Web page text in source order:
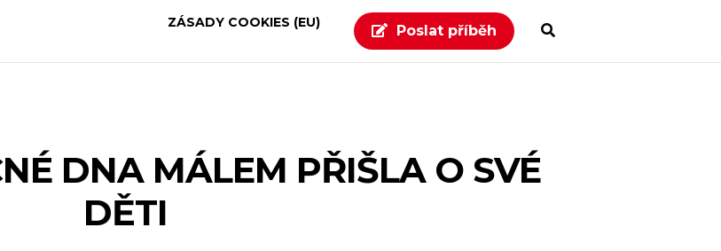
Poslat příběh
ZÁSADY COOKIES (EU)
DNA MÁLEM PŘIŠLA O SVÉ
DĚTI